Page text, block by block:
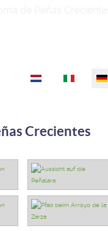
Sprache auswählen
Crecientes